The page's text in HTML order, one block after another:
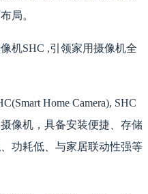
局。
机SHC ,引领家用摄像机全
Home Camera), SHC
像机，具备安装便捷、存储
功耗低、与家居联动性强等